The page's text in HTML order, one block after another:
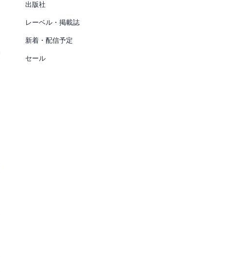
出版社
レーベル・掲載誌
新着・配信予定
セール